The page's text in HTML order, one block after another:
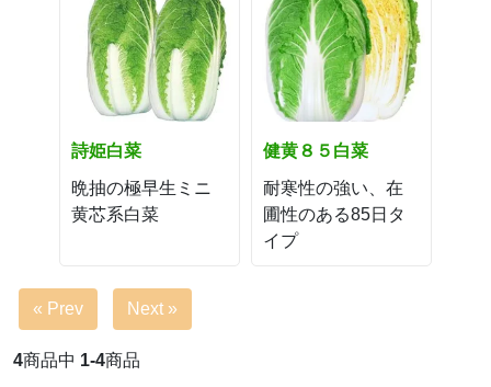
詩姫白菜
晩抽の極早生ミニ
黄芯系白菜
健黄８５白菜
耐寒性の強い、在
圃性のある85日タ
イプ
« Prev Next »
4商品中 1-4商品